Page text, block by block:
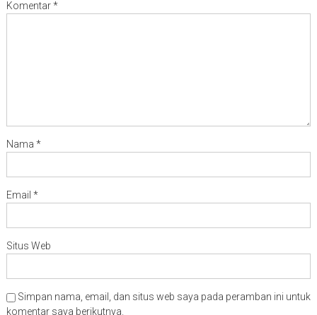
Komentar*
Nama *
Email *
Situs Web
Simpan nama, email, dan situs web saya pada peramban ini untuk
komentar saya berikutnya.